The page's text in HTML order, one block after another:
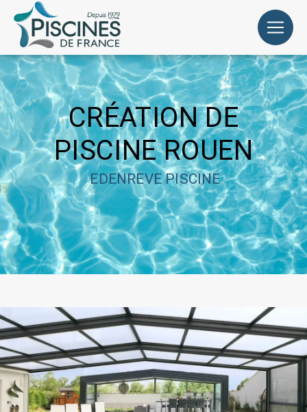
CRÉATION DE
PISCINE ROUEN
EDENREVE PISCINE
Panneau de gestion des cookies